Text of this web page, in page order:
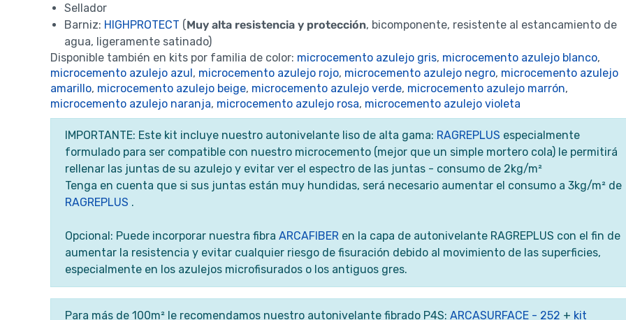
Sellador
Barniz: HIGHPROTECT (Muy alta resistencia y protección, bicomponente, resistente al estancamiento de
agua, ligeramente satinado)
Disponible también en kits por familia de color: microcemento azulejo gris, microcemento azulejo blanco,
microcemento azulejo azul, microcemento azulejo rojo, microcemento azulejo negro, microcemento azulejo
amarillo, microcemento azulejo beige, microcemento azulejo verde, microcemento azulejo marrón,
microcemento azulejo naranja, microcemento azulejo rosa, microcemento azulejo violeta
IMPORTANTE: Este kit incluye nuestro autonivelante liso de alta gama: RAGREPLUS especialmente
formulado para ser compatible con nuestro microcemento (mejor que un simple mortero cola) le permitirá
rellenar las juntas de su azulejo y evitar ver el espectro de las juntas - consumo de 2kg/m²
Tenga en cuenta que si sus juntas están muy hundidas, será necesario aumentar el consumo a 3kg/m² de
RAGREPLUS .
Opcional: Puede incorporar nuestra fibra ARCAFIBER en la capa de autonivelante RAGREPLUS con el fin de
aumentar la resistencia y evitar cualquier riesgo de fisuración debido al movimiento de las superficies,
especialmente en los azulejos microfisurados o los antiguos gres.
Para más de 100m² le recomendamos nuestro autonivelante fibrado P4S: ARCASURFACE - 252 + kit